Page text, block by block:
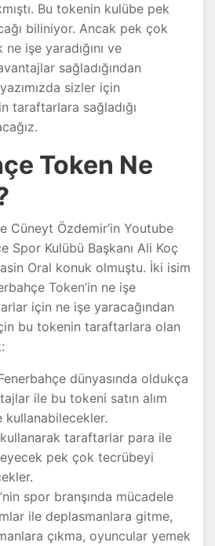
Bu tokenin kulübe pek
biliniyor. Ancak pek çok
işe yaradığını ve
sağladığından
sizler için
taraftarlara sağladığı
Token Ne
Cüneyt Özdemir’in Youtube
Spor Kulübü Başkanı Ali Koç
Oral konuk olmuştu. İki isim
Token’in ne işe
için ne işe yaracağından
bu tokenin taraftarlara olan
dünyasında oldukça
ile bu tokeni satın alım
kullanabilecekler.
taraftarlar para ile
pek çok tecrübeyi
spor branşında mücadele
ile deplasmanlara gitme,
çıkma, oyuncular yemek